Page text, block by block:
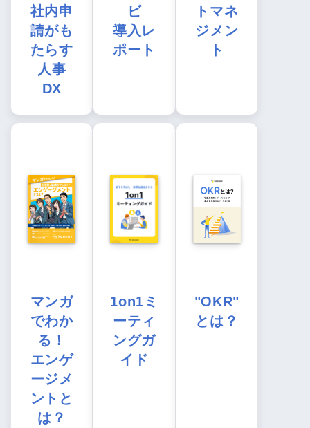
社内申
請がも
たらす
人事
DX
ビ
導入レ
ポート
トマネ
ジメン
ト
マンガ
でわか
る！
エンゲ
ージメ
ントと
は？
1on1ミ
ーティ
ングガ
イド
"OKR"
とは？